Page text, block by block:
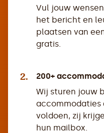
Vul jouw
het bericht en
plaatsen van
gratis.
2.
200+
Wij sturen jouw
accommodaties
voldoen, zij
hun mailbox.